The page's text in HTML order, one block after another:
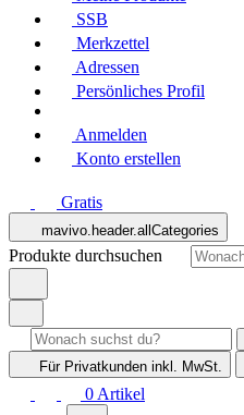
SSB
Merkzettel
Adressen
Persönliches Profil
Anmelden
Konto erstellen
Gratis
mavivo.header.allCategories
Produkte durchsuchen
Für Privatkunden inkl. MwSt.
0 Artikel